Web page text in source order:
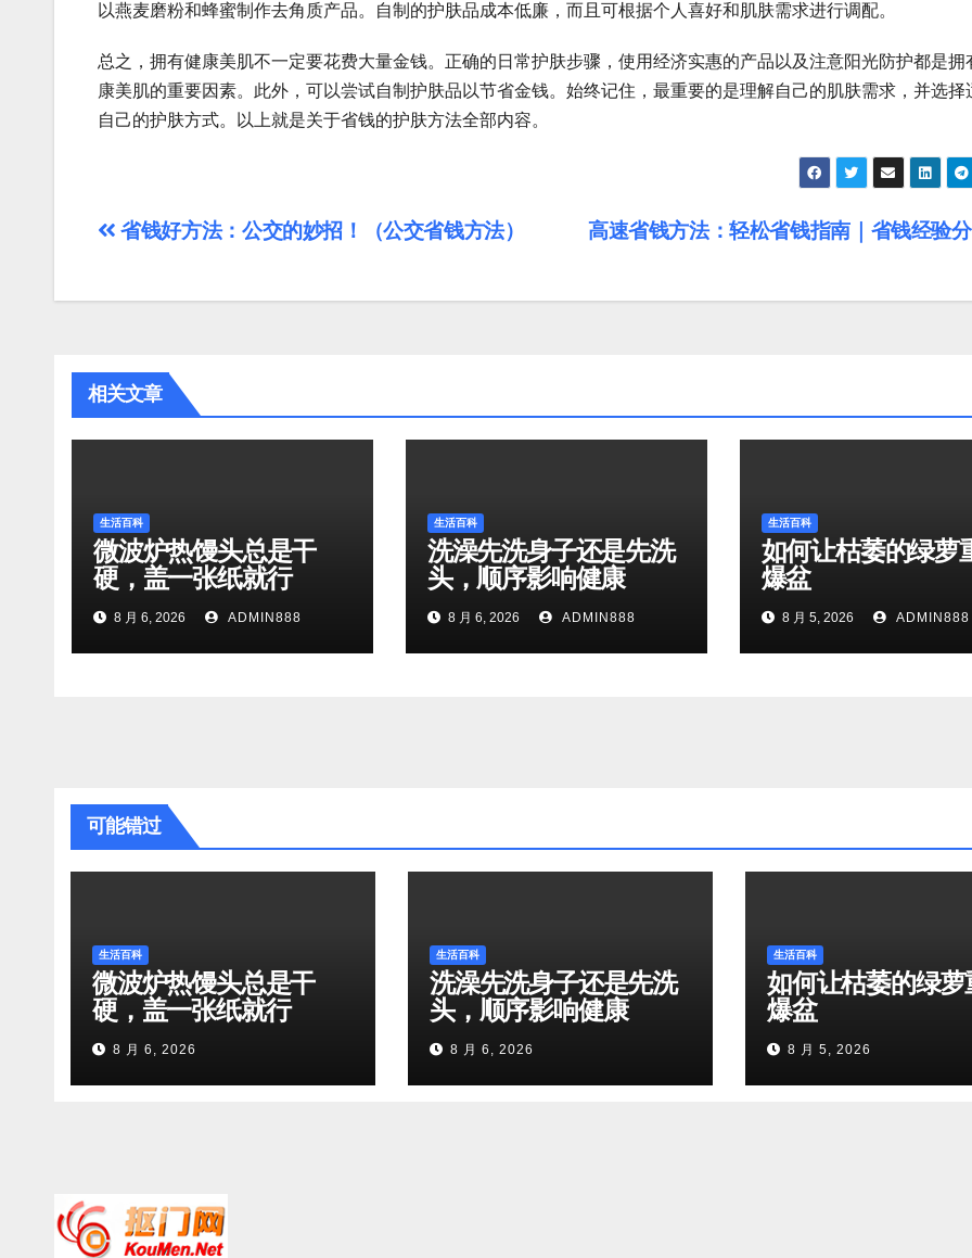
以燕麦磨粉和蜂蜜制作去角质产品。自制的护肤品成本低廉，而且可根据个人喜好和肌肤需求进行调配。
总之，拥有健康美肌不一定要花费大量金钱。正确的日常护肤步骤，使用经济实惠的产品以及注意阳光防护都是拥
康美肌的重要因素。此外，可以尝试自制护肤品以节省金钱。始终记住，最重要的是理解自己的肌肤需求，并选择
自己的护肤方式。以上就是关于省钱的护肤方法全部内容。
文
航
高速省钱方法：轻松省钱指南｜省钱经验
省钱好方法：公交的妙招！（公交省钱方法）
相关文章
生活百科
微波炉热馒头总是干
硬，盖一张纸就行
8 月 6, 2026 ADMIN888
生活百科
洗澡先洗身子还是先洗
头，顺序影响健康
8 月 6, 2026 ADMIN888
生活百科
如何让枯萎的绿萝
爆盆
8 月 5, 2026 ADMIN888
可能错过
生活百科
微波炉热馒头总是干
硬，盖一张纸就行
8 月 6, 2026
生活百科
洗澡先洗身子还是先洗
头，顺序影响健康
8 月 6, 2026
生活百科
如何让枯萎的绿萝
爆盆
8 月 5, 2026